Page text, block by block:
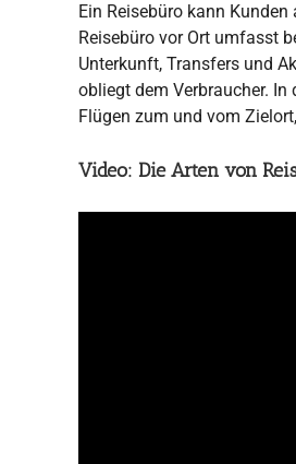
Ein Reisebüro kann
Reisebüro vor Ort umfasst
Unterkunft, Transfers und
obliegt dem Verbraucher.
Flügen zum und vom
Video: Die Arten von